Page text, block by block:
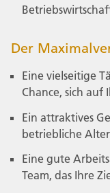
Der
Eine vielseitige
Chance, sich
Ein attraktives
betriebliche
Eine gute
Team, das Ihre